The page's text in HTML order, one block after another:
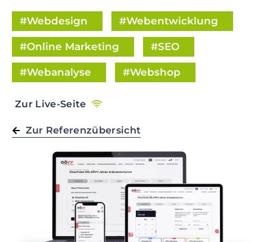
o
S
k
p
o
Webdesign Webentwicklung
Online Marketing SEO
Webanalyse Webshop
Zur Live-Seite
Zur Referenzübersicht